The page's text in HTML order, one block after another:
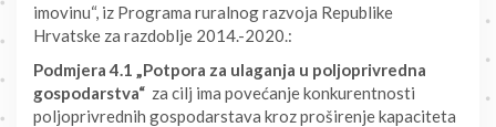
imovinu“, iz Programa ruralnog razvoja Republike
Hrvatske za razdoblje 2014.-2020.:
Podmjera 4.1 „Potpora za ulaganja u poljoprivredna
gospodarstva“ za cilj ima povećanje konkurentnosti
poljoprivrednih gospodarstava kroz proširenje kapaciteta